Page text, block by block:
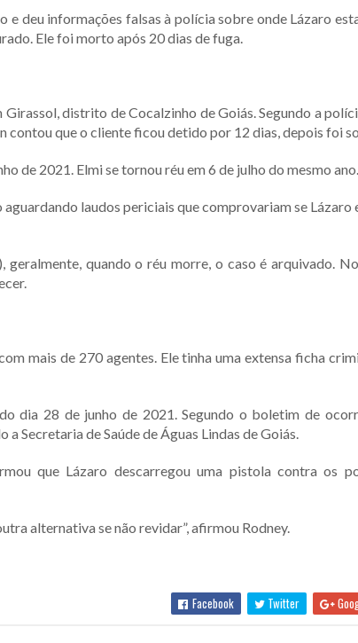
deu informações falsas à polícia sobre onde Lázaro
Ele foi morto após 20 dias de fuga.
distrito de Cocalzinho de Goiás. Segundo a
contou que o cliente ficou detido por 12 dias, depois foi
de 2021. Elmi se tornou réu em 6 de julho do mesmo ano.
laudos periciais que comprovariam se Lázaro
quando o réu morre, o caso é arquivado.
mais de 270 agentes. Ele tinha uma extensa ficha
dia 28 de junho de 2021. Segundo o boletim de
Secretaria de Saúde de Águas Lindas de Goiás.
que Lázaro descarregou uma pistola contra os
alternativa se não revidar”, afirmou Rodney.
Facebook Twitter